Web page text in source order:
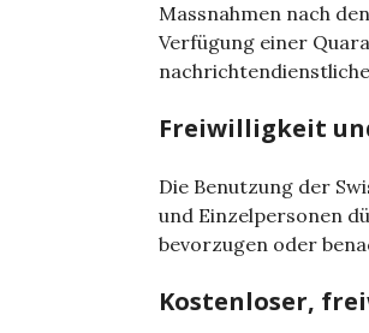
Massnahmen nach den
Verfügung einer
Freiwilligkeit
Die Benutzung der
und Einzelpersonen
bevorzugen oder
Kostenloser,